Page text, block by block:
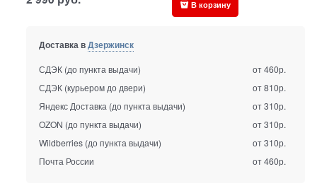
В корзину
Доставка вДзержинск
СДЭК (до пункта выдачи)
от 460р.
СДЭК (курьером до двери)
от 810р.
Яндекс Доставка (до пункта выдачи)
от 310р.
OZON (до пункта выдачи)
от 310р.
Wildberries (до пункта выдачи)
от 310р.
Почта России
от 460р.